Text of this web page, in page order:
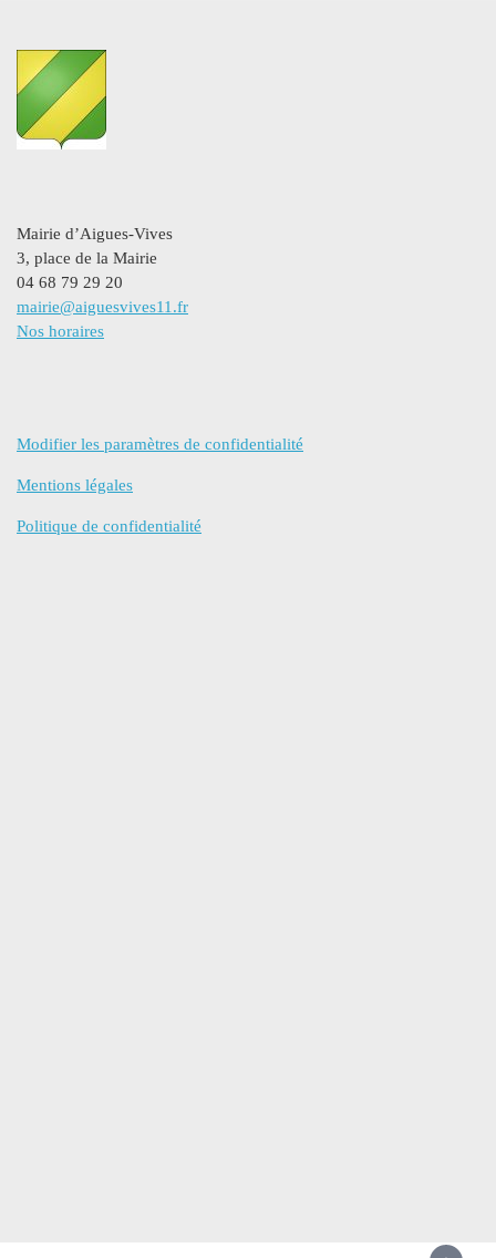
Mairie d’Aigues-Vives
3, place de la Mairie
04 68 79 29 20
mairie@aiguesvives11.fr
Nos horaires
Modifier les paramètres de confidentialité
Mentions légales
Politique de confidentialité